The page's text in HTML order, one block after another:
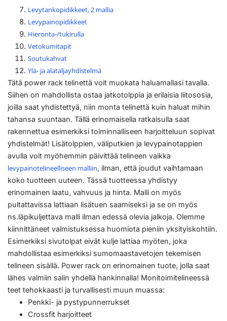
Levytankopidikkeet, 2 mallia
Levypainopidikkeet
Hieronta-/tukirulla
Vetokumitapit
Soutukahvat
Ylä- ja alataljayhdistelmä
Tätä power rack telinettä voit muokata haluamallasi tavalla.
Siihen on mahdollista ostaa jatkotolppia ja erilaisia liitososia,
joilla saat yhdistettyä, niin monta telinettä kuin haluat mihin
tahansa suuntaan. Tällä erinomaisella ratkaisulla saat
rakennettua esimerkiksi toiminnalliseen harjoitteluun sopivat
yhdistelmät! Lisätolppien, väliputkien ja levypainotappien
avulla voit myöhemmin päivittää telineen vaikka
levypainotelineelliseen malliin, ilman, että joudut vaihtamaan
koko tuotteen uuteen. Tässä tuotteessa yhdistyy
erinomainen laatu, vahvuus ja hinta. Malli on myös
pultattavissa lattiaan lisätuen saamiseksi ja se on myös
ns.läpikuljettava malli ilman edessä olevia jalkoja. Olemme
kiinnittäneet valmistuksessa huomiota pieniin yksityiskohtiin.
Esimerkiksi sivutolpat eivät kulje lattiaa myöten, joka
mahdollistaa esimerkiksi sumomaastavetojen tekemisen
telineen sisällä. Power rack on erinomainen tuote, jolla saat
lähes valmiin salin yhdellä hankinnalla! Monitoimitelineessä
teet tehokkaasti ja turvallisesti muun muassa:
Penkki- ja pystypunnerrukset
Crossfit harjoitteet